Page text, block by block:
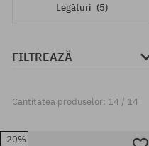
Legături (5)
FILTREAZĂ
Cantitatea produselor: 14 / 14
-20%